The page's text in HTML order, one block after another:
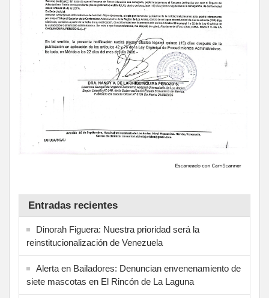
Entradas recientes
Dinorah Figuera: Nuestra prioridad será la
reinstitucionalización de Venezuela
Alerta en Bailadores: Denuncian envenenamiento de
siete mascotas en El Rincón de La Laguna